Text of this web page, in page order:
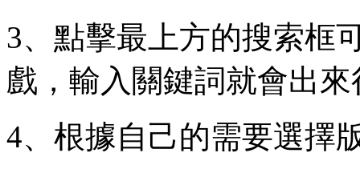
3、點擊最上方的搜索框
戲，輸入關鍵詞就會出
4、根據自己的需要選擇